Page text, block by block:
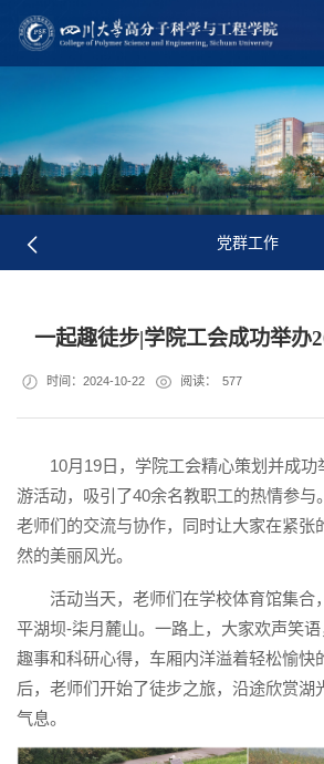
党群工作
一起趣徒步|学院工会成功举办
时间：2024-10-22 阅读： 577
10月19日，学院工会精心策划并成功
游活动，吸引了40余名教职工的热情参与
老师们的交流与协作，同时让大家在紧张
然的美丽风光。
活动当天，老师们在学校体育馆集合
平湖坝-柒月麓山。一路上，大家欢声笑
趣事和科研心得，车厢内洋溢着轻松愉快
后，老师们开始了徒步之旅，沿途欣赏湖
气息。